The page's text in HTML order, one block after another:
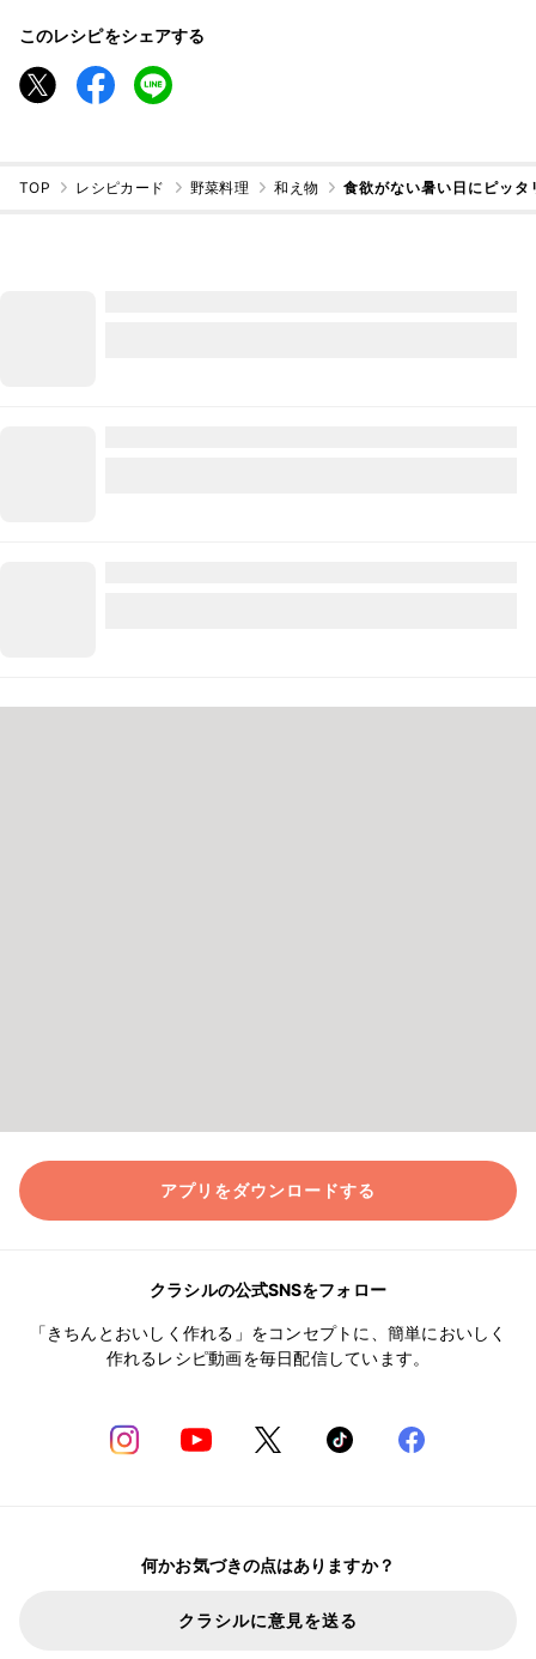
このレシピをシェアする
TOP レシピカード 野菜料理 和え物 食欲がない暑い日にピッ
アプリをダウンロードする
クラシルの公式SNSをフォロー
「きちんとおいしく作れる」をコンセプトに、簡単においしく
作れるレシピ動画を毎日配信しています。
何かお気づきの点はありますか？
クラシルに意見を送る